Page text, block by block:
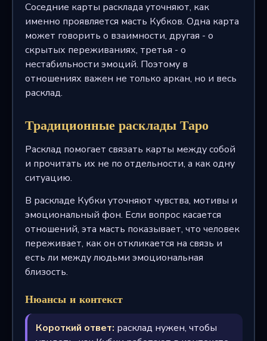
Соседние карты расклада уточняют, как
именно проявляется масть Кубков. Одна карта
может говорить о взаимности, другая - о
скрытых переживаниях, третья - о
нестабильности эмоций. Поэтому в
отношениях важен не только аркан, но и весь
расклад.
Традиционные расклады Таро
Расклад помогает связать карты между собой
и прочитать их не по отдельности, а как одну
ситуацию.
В раскладе Кубки уточняют чувства, мотивы и
эмоциональный фон. Если вопрос касается
отношений, эта масть показывает, что человек
переживает, как он откликается на связь и
есть ли между людьми эмоциональная
близость.
Нюансы и контекст
Короткий ответ: расклад нужен, чтобы